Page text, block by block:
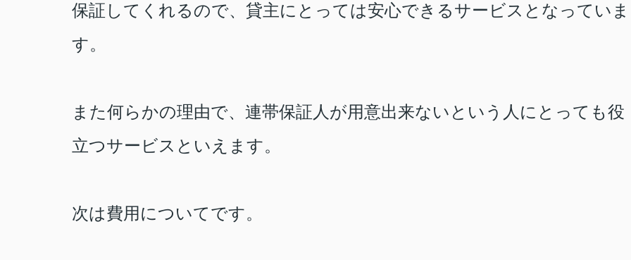
保証してくれるので、貸主にとっては安心できるサービスとなっていま
す。
また何らかの理由で、連帯保証人が用意出来ないという人にとっても役
立つサービスといえます。
次は費用についてです。